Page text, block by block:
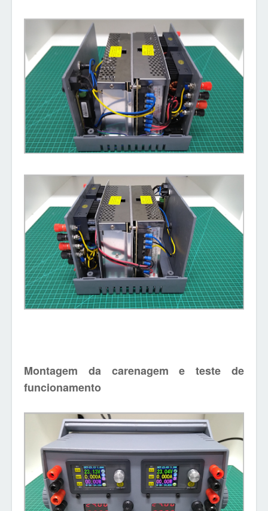
Montagem da carenagem e teste de
funcionamento